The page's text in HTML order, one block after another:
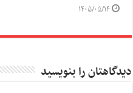
۱۴۰۵/۰۵/۱۴
دیدگاهتان را بنویسید